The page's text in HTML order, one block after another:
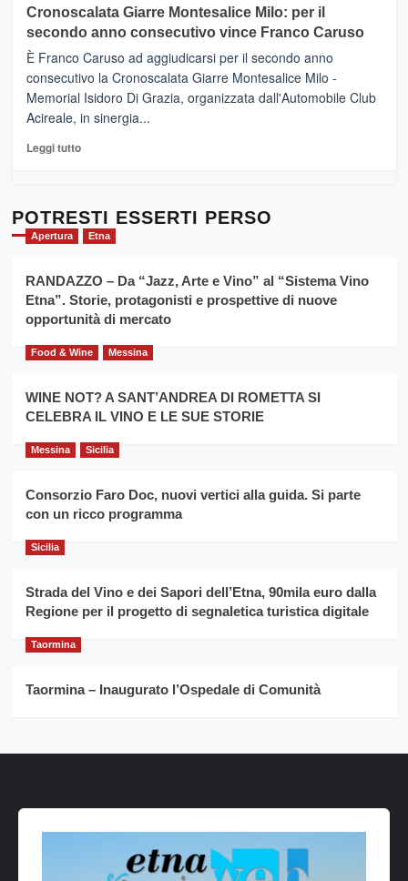
tra
sapori
vicoli
medievali
Mondello
(Palermo)
–
“E
adesso
Pasta
–
Sicilia
l’
evento
per
la
filiera
del
duro
siciliano
Cronoscalata Giarre Montesalice Milo: per il
secondo anno consecutivo vince Franco Caruso
È Franco Caruso ad aggiudicarsi per il secondo anno
consecutivo la Cronoscalata Giarre Montesalice Milo -
Memorial Isidoro Di Grazia, organizzata dall'Automobile Club
Acireale, in sinergia...
Leggi tuttoLeggi
Cronoscalata
Giarre
Montesalice
per
il
secondo
consecutivo
Caruso
POTRESTI ESSERTI PERSO
Apertura Etna
RANDAZZO – Da “Jazz, Arte e Vino” al “Sistema Vino
Etna”. Storie, protagonisti e prospettive di nuove
opportunità di mercato
Food & Wine Messina
WINE NOT? A SANT’ANDREA DI ROMETTA SI
CELEBRA IL VINO E LE SUE STORIE
Messina Sicilia
Consorzio Faro Doc, nuovi vertici alla guida. Si parte
con un ricco programma
Sicilia
Strada del Vino e dei Sapori dell’Etna, 90mila euro dalla
Regione per il progetto di segnaletica turistica digitale
Taormina
Taormina – Inaugurato l’Ospedale di Comunità